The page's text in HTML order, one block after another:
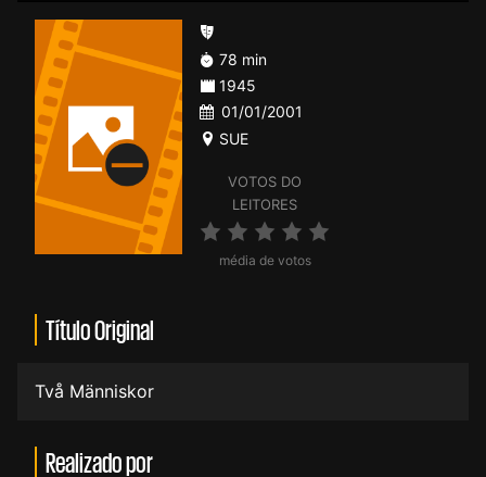
VOTOS DO
LEITORES
média de votos
78 min
1945
01/01/2001
SUE
Título Original
Två Människor
Realizado por